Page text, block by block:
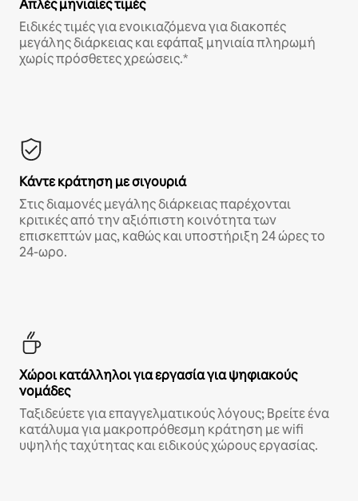
Απλές μηνιαίες τιμές
Ειδικές τιμές για ενοικιαζόμενα για διακοπές
μεγάλης διάρκειας και εφάπαξ μηνιαία πληρωμή
χωρίς πρόσθετες χρεώσεις.*
Κάντε κράτηση με σιγουριά
Στις διαμονές μεγάλης διάρκειας παρέχονται
κριτικές από την αξιόπιστη κοινότητα των
επισκεπτών μας, καθώς και υποστήριξη 24 ώρες το
24-ωρο.
Χώροι κατάλληλοι για εργασία για ψηφιακούς
νομάδες
Ταξιδεύετε για επαγγελματικούς λόγους; Βρείτε ένα
κατάλυμα για μακροπρόθεσμη κράτηση με wifi
υψηλής ταχύτητας και ειδικούς χώρους εργασίας.